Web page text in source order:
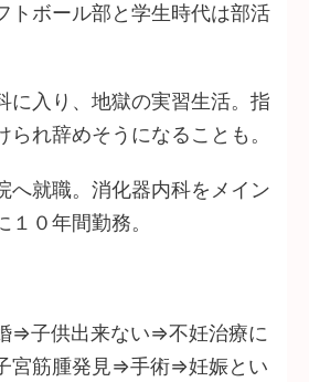
トボール部と学生時代は部活
に入り、地獄の実習生活。指
られ辞めそうになることも。
へ就職。消化器内科をメイン
１０年間勤務。
⇒子供出来ない⇒不妊治療に
宮筋腫発見⇒手術⇒妊娠とい